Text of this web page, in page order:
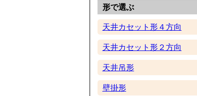
形で選ぶ
天井カセット形４方向
天井カセット形２方向
天井吊形
壁掛形